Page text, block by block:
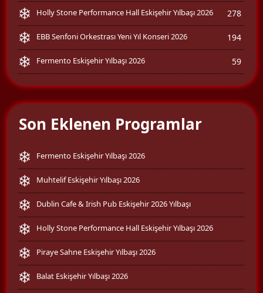
Holly Stone Performance Hall Eskişehir Yılbaşı 2026 278
EBB Senfoni Orkestrası Yeni Yıl Konseri 2026 194
Fermento Eskişehir Yılbaşı 2026 59
Son Eklenen Programlar
Fermento Eskişehir Yılbaşı 2026
Muhtelif Eskişehir Yılbaşı 2026
Dublin Cafe & Irish Pub Eskişehir 2026 Yılbaşı
Holly Stone Performance Hall Eskişehir Yılbaşı 2026
Piraye Sahne Eskişehir Yılbaşı 2026
Balat Eskişehir Yılbaşı 2026